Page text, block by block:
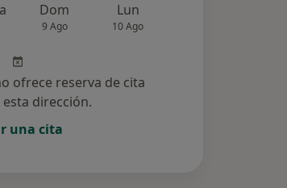
Dom
9 Ago
Lun
10 Ago
ofrece reserva de cita
dirección.
una cita